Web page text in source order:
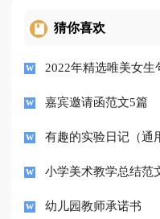
猜你喜欢
2022年精选唯美女生
嘉宾邀请函范文5篇
有趣的实验日记（通
小学美术教学总结范
幼儿园教师承诺书